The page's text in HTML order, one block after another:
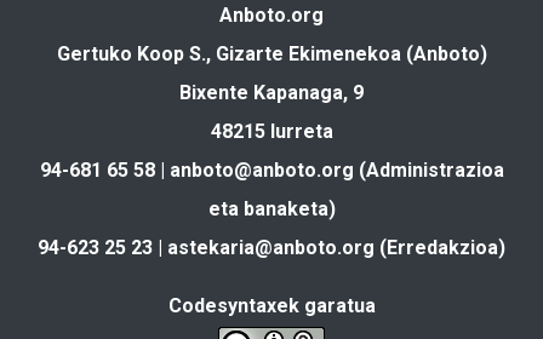
Anboto.org
Gertuko Koop S., Gizarte Ekimenekoa (Anboto)
Bixente Kapanaga, 9
48215 Iurreta
94-681 65 58 | anboto@anboto.org (Administrazioa
eta banaketa)
94-623 25 23 | astekaria@anboto.org (Erredakzioa)
Codesyntaxek garatua